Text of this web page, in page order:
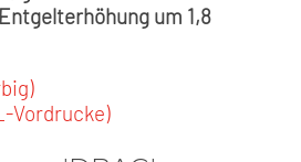
um 1,8
Vordrucke)